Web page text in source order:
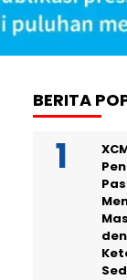
BERITA